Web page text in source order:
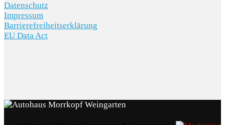
Datenschutz
Impressum
Barrierefreiheitserklärung
EU Data Act